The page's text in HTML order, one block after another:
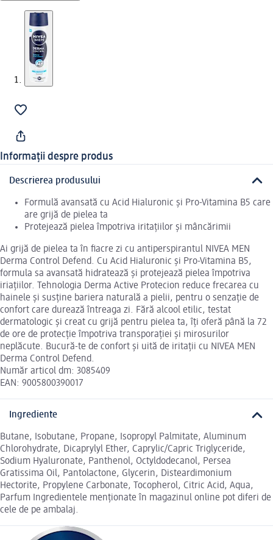
Informații despre produs
Descrierea produsului
Formulă avansată cu Acid Hialuronic și Pro-Vitamina B5 care
are grijă de pielea ta
Protejează pielea împotriva iritațiilor și mâncărimii
Ai grijă de pielea ta în fiacre zi cu antiperspirantul NIVEA MEN
Derma Control Defend. Cu Acid Hialuronic și Pro-Vitamina B5,
formula sa avansată hidratează și protejează pielea împotriva
iriațiilor. Tehnologia Derma Active Protecion reduce frecarea cu
hainele și susține bariera naturală a pielii, pentru o senzație de
confort care durează întreaga zi. Fără alcool etilic, testat
dermatologic și creat cu grijă pentru pielea ta, îți oferă până la 72
de ore de protecție împotriva transporației și mirosurilor
neplăcute. Bucură-te de confort și uită de iritații cu NIVEA MEN
Derma Control Defend.
Număr articol dm: 3085409
EAN: 9005800390017
Ingrediente
Butane, Isobutane, Propane, Isopropyl Palmitate, Aluminum
Chlorohydrate, Dicaprylyl Ether, Caprylic/Capric Triglyceride,
Sodium Hyaluronate, Panthenol, Octyldodecanol, Persea
Gratissima Oil, Pantolactone, Glycerin, Disteardimonium
Hectorite, Propylene Carbonate, Tocopherol, Citric Acid, Aqua,
Parfum Ingredientele menționate în magazinul online pot diferi de
cele de pe ambalaj.